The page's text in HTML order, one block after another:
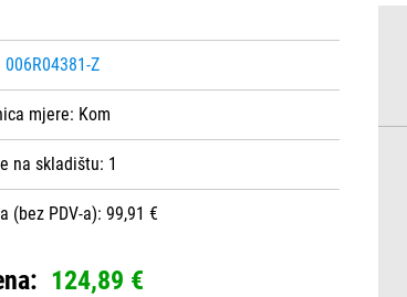
006R04381-Z
mjere: Kom
na skladištu: 1
(bez PDV-a): 99,91 €
124,89 €